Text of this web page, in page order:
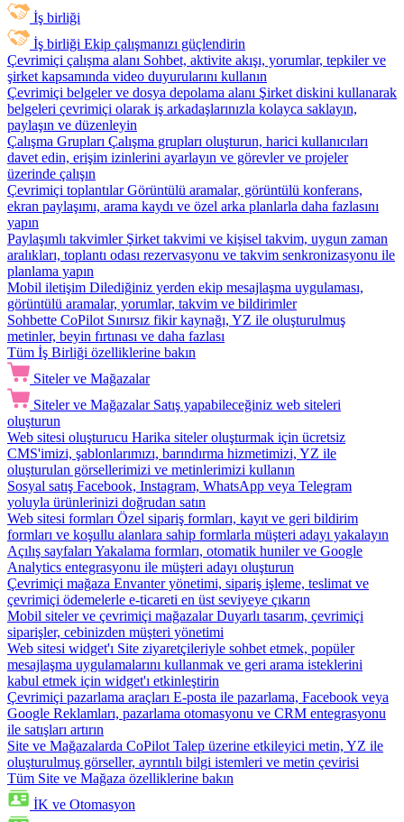
İş birliği
İş birliği Ekip çalışmanızı güçlendirin
Çevrimiçi çalışma alanı Sohbet, aktivite akışı, yorumlar, tepkiler ve
şirket kapsamında video duyurularını kullanın
Çevrimiçi belgeler ve dosya depolama alanı Şirket diskini kullanarak
belgeleri çevrimiçi olarak iş arkadaşlarınızla kolayca saklayın,
paylaşın ve düzenleyin
Çalışma Grupları Çalışma grupları oluşturun, harici kullanıcıları
davet edin, erişim izinlerini ayarlayın ve görevler ve projeler
üzerinde çalışın
Çevrimiçi toplantılar Görüntülü aramalar, görüntülü konferans,
ekran paylaşımı, arama kaydı ve özel arka planlarla daha fazlasını
yapın
Paylaşımlı takvimler Şirket takvimi ve kişisel takvim, uygun zaman
aralıkları, toplantı odası rezervasyonu ve takvim senkronizasyonu ile
planlama yapın
Mobil iletişim Dilediğiniz yerden ekip mesajlaşma uygulaması,
görüntülü aramalar, yorumlar, takvim ve bildirimler
Sohbette CoPilot Sınırsız fikir kaynağı, YZ ile oluşturulmuş
metinler, beyin fırtınası ve daha fazlası
Tüm İş Birliği özelliklerine bakın
Siteler ve Mağazalar
Siteler ve Mağazalar Satış yapabileceğiniz web siteleri
oluşturun
Web sitesi oluşturucu Harika siteler oluşturmak için ücretsiz
CMS'imizi, şablonlarımızı, barındırma hizmetimizi, YZ ile
oluşturulan görsellerimizi ve metinlerimizi kullanın
Sosyal satış Facebook, Instagram, WhatsApp veya Telegram
yoluyla ürünlerinizi doğrudan satın
Web sitesi formları Özel sipariş formları, kayıt ve geri bildirim
formları ve koşullu alanlara sahip formlarla müşteri adayı yakalayın
Açılış sayfaları Yakalama formları, otomatik huniler ve Google
Analytics entegrasyonu ile müşteri adayı oluşturun
Çevrimiçi mağaza Envanter yönetimi, sipariş işleme, teslimat ve
çevrimiçi ödemelerle e-ticareti en üst seviyeye çıkarın
Mobil siteler ve çevrimiçi mağazalar Duyarlı tasarım, çevrimiçi
siparişler, cebinizden müşteri yönetimi
Web sitesi widget'ı Site ziyaretçileriyle sohbet etmek, popüler
mesajlaşma uygulamalarını kullanmak ve geri arama isteklerini
kabul etmek için widget'ı etkinleştirin
Çevrimiçi pazarlama araçları E-posta ile pazarlama, Facebook veya
Google Reklamları, pazarlama otomasyonu ve CRM entegrasyonu
ile satışları artırın
Site ve Mağazalarda CoPilot Talep üzerine etkileyici metin, YZ ile
oluşturulmuş görseller, ayrıntılı bilgi istemleri ve metin çevirisi
Tüm Site ve Mağaza özelliklerine bakın
İK ve Otomasyon